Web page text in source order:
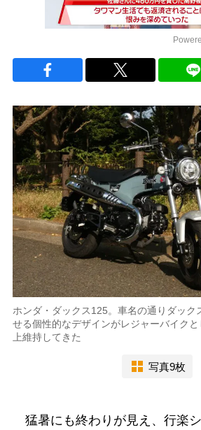
ホンダ・ダックス125。車名の通りダック
せる個性的なデザインがレジャーバイク
上維持してきた
写真9枚
猛暑にも終わりが見え、行楽